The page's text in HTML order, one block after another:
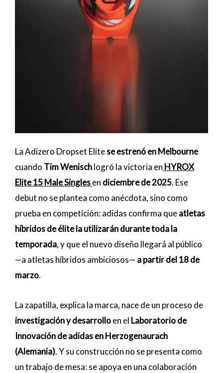
La Adizero Dropset Elitese estrenó en Melbourne
cuando Tim Wenischlogró la victoria en HYROX
Elite 15 Male Singlesen diciembre de 2025. Ese
debut no se plantea como anécdota, sino como
prueba en competición: adidas confirma queatletas
híbridos de élite la utilizarán durante toda la
temporada, y que el nuevo diseño llegará al público
—a atletas híbridos ambiciosos— a partir del 18 de
marzo.
La zapatilla, explica la marca, nace de un proceso de
investigación y desarrolloen el Laboratorio de
Innovación de adidas en Herzogenaurach
(Alemania). Y su construcción no se presenta como
un trabajo de mesa: se apoya en una colaboración